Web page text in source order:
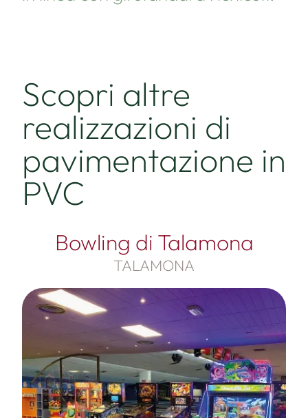
Scopri altre
realizzazioni di
pavimentazione in
PVC
Bowling di Talamona
TALAMONA